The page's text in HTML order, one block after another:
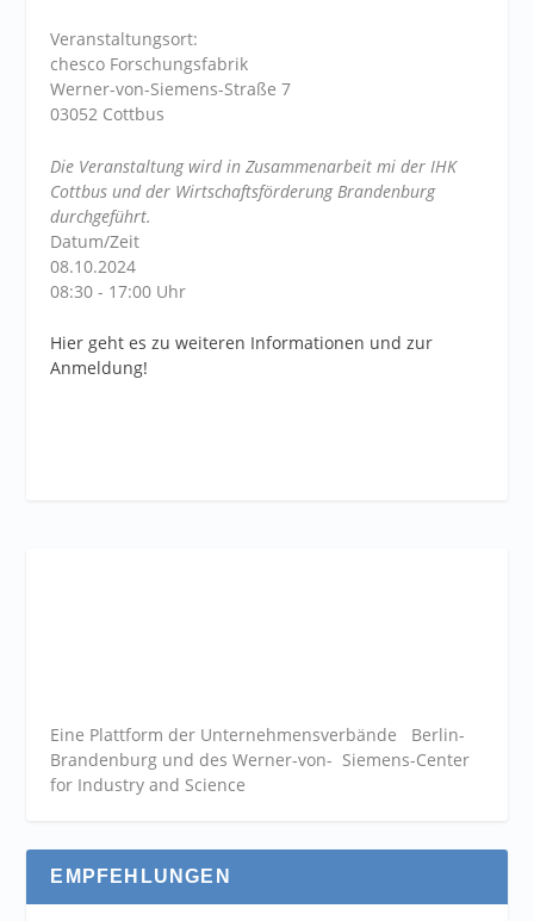
Veranstaltungsort:
chesco Forschungsfabrik
Werner-von-Siemens-Straße 7
03052 Cottbus
Die Veranstaltung wird in Zusammenarbeit mi der IHK
Cottbus und der Wirtschaftsförderung Brandenburg
durchgeführt.
Datum/Zeit
08.10.2024
08:30 - 17:00 Uhr
Hier geht es zu weiteren Informationen und zur
Anmeldung!
Eine Plattform der Unternehmensverbände Berlin-
Brandenburg und des Werner-von- Siemens-Center
for Industry and Science
EMPFEHLUNGEN